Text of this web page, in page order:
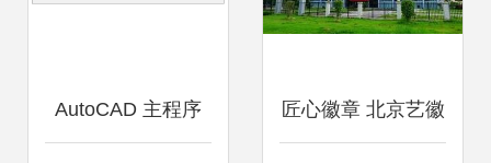
AutoCAD 主程序 匠心徽章 北京艺徽